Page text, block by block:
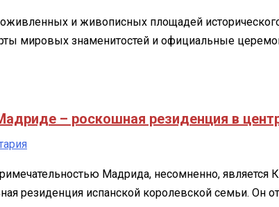
€):
подборка
Пласа-
Майор
живописная
центре
Мадрида
и живописных площадей
мировых знаменитостей и официальные
– роскошная резиденция в
к
Королевский
дворец
Мадрида, несомненно,
резиденция испанской королевской семьи.